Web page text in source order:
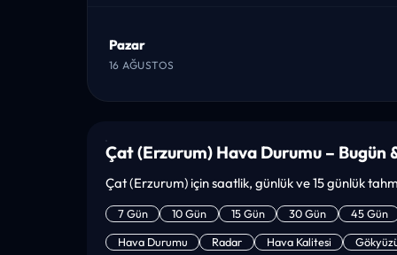
Pazar
16 AĞUSTOS
Çat (Erzurum) Hava Durumu – Bugün
Çat (Erzurum) için saatlik, günlük ve 15 günlük
7 Gün 10 Gün 15 Gün 30 Gün
45 Gün
Hava Durumu
Radar Hava Kalitesi